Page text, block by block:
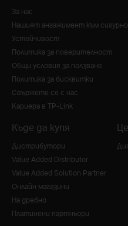
За нас
Нашият ангажимент към
Устойчивост
Политика за поверителност
Общи условия за ползване
Политика за бисквитки
Свържете се с нас
Кариера в TP-Link
Къде да купя
Дистрибутори
Value Added Distributor
Value Added Solution Partner
Онлайн магазини
На дребно
Платинени партньори